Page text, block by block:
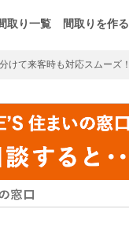
取り一覧 間取りを作る
けて来客時も対応スムーズ